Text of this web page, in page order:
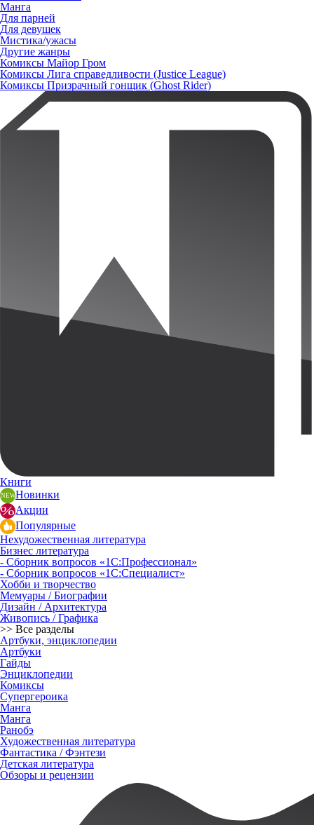
Манга
Для парней
Для девушек
Мистика/ужасы
Другие жанры
Комиксы Майор Гром
Комиксы Лига справедливости (Justice League)
Комиксы Призрачный гонщик (Ghost Rider)
Книги
Новинки
Акции
Популярные
Нехудожественная литература
Бизнес литература
- Сборник вопросов «1С:Профессионал»
- Сборник вопросов «1С:Специалист»
Хобби и творчество
Мемуары / Биографии
Дизайн / Архитектура
Живопись / Графика
>> Все разделы
Артбуки, энциклопедии
Артбуки
Гайды
Энциклопедии
Комиксы
Супергероика
Манга
Манга
Ранобэ
Художественная литература
Фантастика / Фэнтези
Детская литература
Обзоры и рецензии